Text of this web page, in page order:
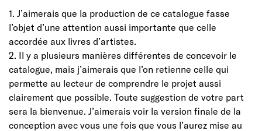
1. J’aimerais que la production de ce catalogue fasse
l’objet d’une attention aussi importante que celle
accordée aux livres d’artistes.
2. Il y a plusieurs manières différentes de concevoir le
catalogue, mais j’aimerais que l’on retienne celle qui
permette au lecteur de comprendre le projet aussi
clairement que possible. Toute suggestion de votre part
sera la bienvenue. J’aimerais voir la version finale de la
conception avec vous une fois que vous l’aurez mise au